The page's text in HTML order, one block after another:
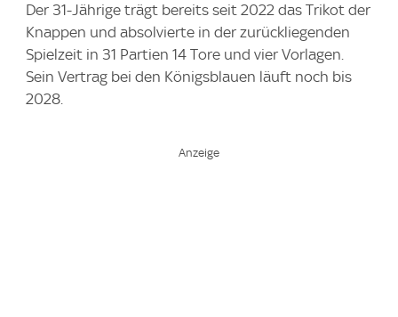
Der 31-Jährige trägt bereits seit 2022 das Trikot der
Knappen und absolvierte in der zurückliegenden
Spielzeit in 31 Partien 14 Tore und vier Vorlagen.
Sein Vertrag bei den Königsblauen läuft noch bis
2028.